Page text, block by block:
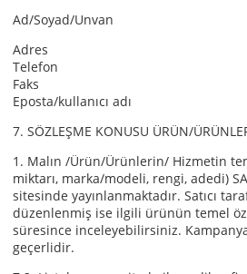
Ad/Soyad/Unvan
Adres
Telefon
Faks
Eposta/kullanıcı adı
7. SÖZLEŞME KONUSU ÜRÜN/
1. Malın /Ürün/Ürünlerin/ Hizmetin
miktarı, marka/modeli, rengi, adedi)
sitesinde yayınlanmaktadır. Satıcı
düzenlenmiş ise ilgili ürünün temel
süresince inceleyebilirsiniz.
geçerlidir.